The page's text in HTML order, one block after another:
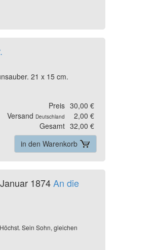
21 x 15 cm.
Preis 30,00 €
Versand Deutschland
2,00 €
Gesamt 32,00 €
in den Warenkorb
1874An die
Sein Sohn, gleichen